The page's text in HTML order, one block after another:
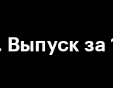
Выпуск